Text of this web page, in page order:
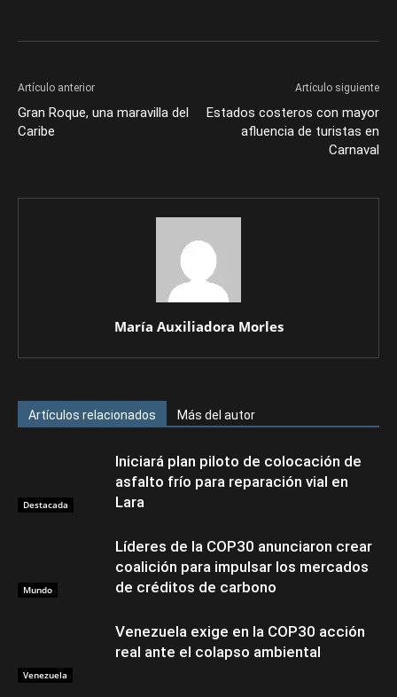
Artículo anterior
Gran Roque, una maravilla del
Caribe
Artículo siguiente
Estados costeros con mayor
afluencia de turistas en
Carnaval
María Auxiliadora Morles
Artículos relacionados Más del autor
Destacada
Iniciará plan piloto de colocación de
asfalto frío para reparación vial en
Lara
Mundo
Líderes de la COP30 anunciaron crear
coalición para impulsar los mercados
de créditos de carbono
Venezuela
Venezuela exige en la COP30 acción
real ante el colapso ambiental